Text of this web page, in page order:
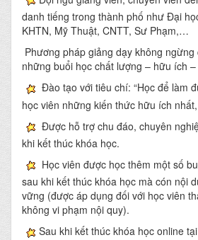
danh tiếng trong thành phố như Đại
KHTN, Mỹ Thuật, CNTT, Sư Phạm,…
Phương pháp giảng dạy không
những buổi học chất lượng – hữu ích
Đào tạo với tiêu chí: “Học để làm
học viên những kiến thức hữu ích
Được hỗ trợ chu đáo, chuyên
khi kết thúc khóa học.
Học viên được học thêm một số
sau khi kết thúc khóa học mà cón nội
vững (được áp dụng đối với học viên
không vi phạm nội quy).
Sau khi kết thúc khóa học online